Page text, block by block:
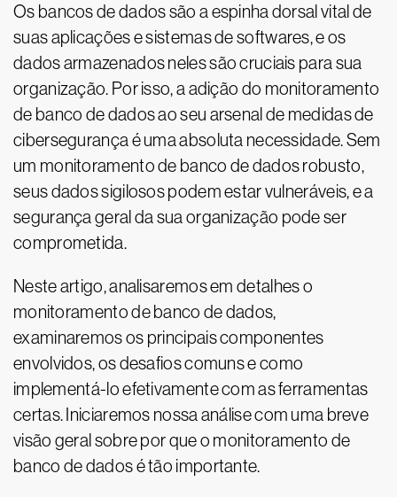
Os bancos de dados são a espinha dorsal vital de
suas aplicações e sistemas de softwares, e os
dados armazenados neles são cruciais para sua
organização. Por isso, a adição do monitoramento
de banco de dados ao seu arsenal de medidas de
cibersegurança é uma absoluta necessidade. Sem
um monitoramento de banco de dados robusto,
seus dados sigilosos podem estar vulneráveis, e a
segurança geral da sua organização pode ser
comprometida.
Neste artigo, analisaremos em detalhes o
monitoramento de banco de dados,
examinaremos os principais componentes
envolvidos, os desafios comuns e como
implementá-lo efetivamente com as ferramentas
certas. Iniciaremos nossa análise com uma breve
visão geral sobre por que o monitoramento de
banco de dados é tão importante.